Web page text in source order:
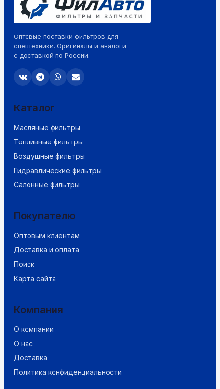
Оптовые поставки фильтров для
спецтехники. Оригиналы и аналоги
с доставкой по России.
Каталог
Масляные фильтры
Топливные фильтры
Воздушные фильтры
Гидравлические фильтры
Салонные фильтры
Покупателю
Оптовым клиентам
Доставка и оплата
Поиск
Карта сайта
Компания
О компании
О нас
Доставка
Политика конфиденциальности